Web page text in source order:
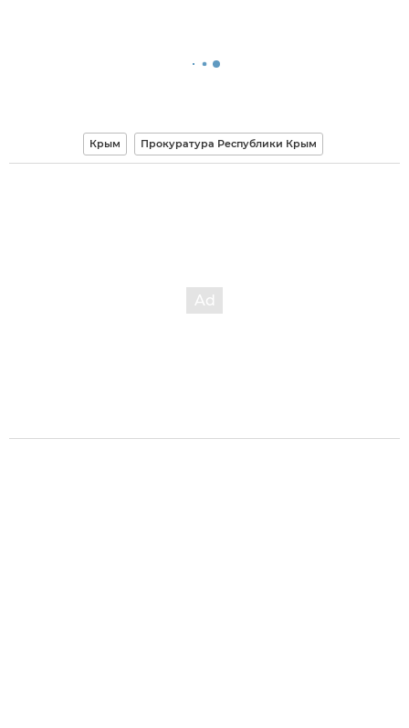
Крым Прокуратура Республики Крым